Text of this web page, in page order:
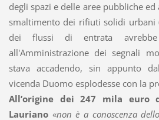
degli spazi e delle aree pubbliche
smaltimento dei rifiuti solidi urbani
dei flussi di entrata
all'Amministrazione dei segnali
stava accadendo, sin appunto
vicenda Duomo esplodesse con la
All’origine dei 247 mila
Lauriano«non è a conoscenza